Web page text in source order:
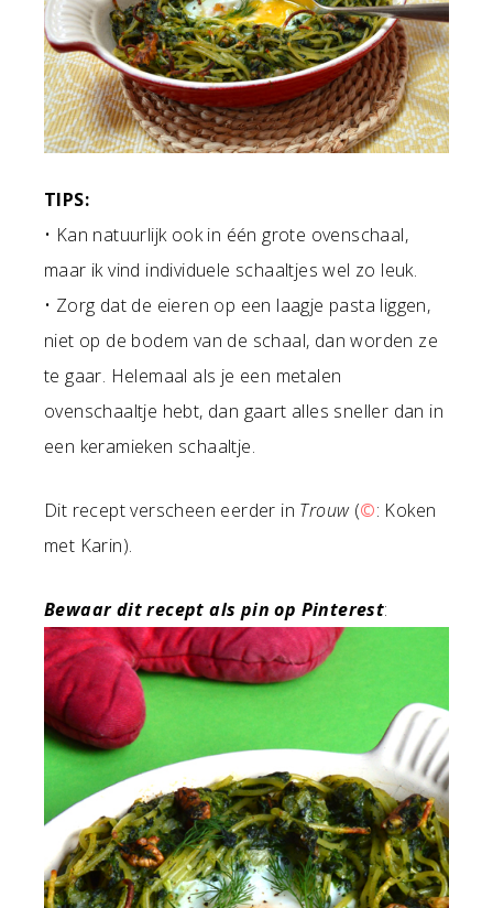
TIPS:
• Kan natuurlijk ook in één grote ovenschaal,
maar ik vind individuele schaaltjes wel zo leuk.
• Zorg dat de eieren op een laagje pasta liggen,
niet op de bodem van de schaal, dan worden ze
te gaar. Helemaal als je een metalen
ovenschaaltje hebt, dan gaart alles sneller dan in
een keramieken schaaltje.
Dit recept verscheen eerder in Trouw(©: Koken
met Karin).
Bewaar dit recept als pin op Pinterest: